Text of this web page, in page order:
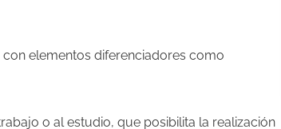
elementos diferenciadores como
o al estudio, que posibilita la realización